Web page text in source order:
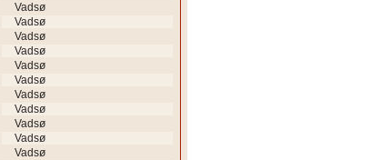
Vadsø
Vadsø
Vadsø
Vadsø
Vadsø
Vadsø
Vadsø
Vadsø
Vadsø
Vadsø
Vadsø